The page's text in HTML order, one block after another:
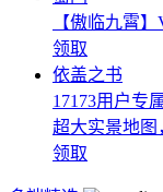
【傲临九霄
领取
依盖之书
17173用户专
超大实景地图
领取